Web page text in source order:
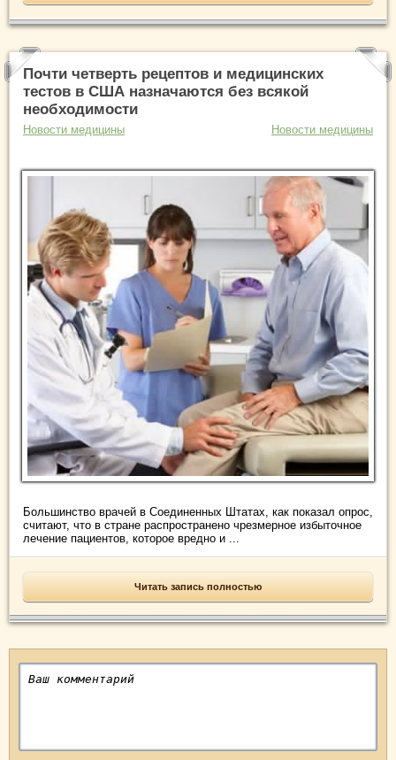
Почти четверть рецептов и медицинских
тестов в США назначаются без всякой
необходимости
Новости медицины Новости медицины
Большинство врачей в Соединенных Штатах, как показал опрос,
считают, что в стране распространено чрезмерное избыточное
лечение пациентов, которое вредно и ...
Читать запись полностью